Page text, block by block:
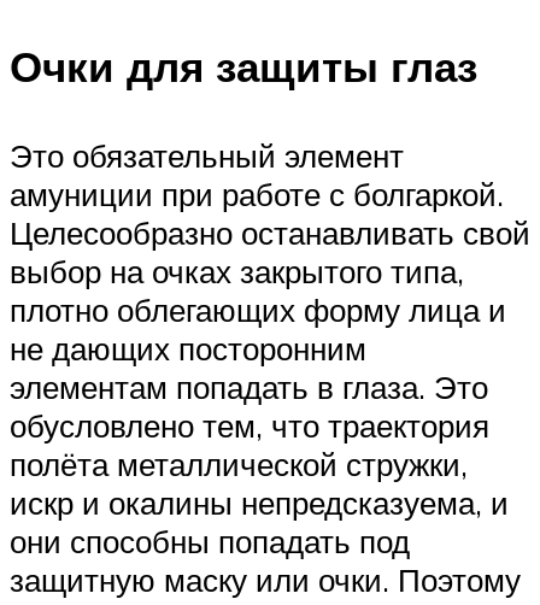
Очки для защиты глаз
Это обязательный элемент
амуниции при работе с болгаркой.
Целесообразно останавливать свой
выбор на очках закрытого типа,
плотно облегающих форму лица и
не дающих посторонним
элементам попадать в глаза. Это
обусловлено тем, что траектория
полёта металлической стружки,
искр и окалины непредсказуема, и
они способны попадать под
защитную маску или очки. Поэтому